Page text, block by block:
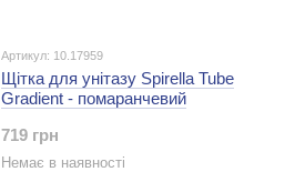
Артикул: 10.17959
Щітка для унітазу Spirella Tube
Gradient - помаранчевий
719 грн
Немає в наявності